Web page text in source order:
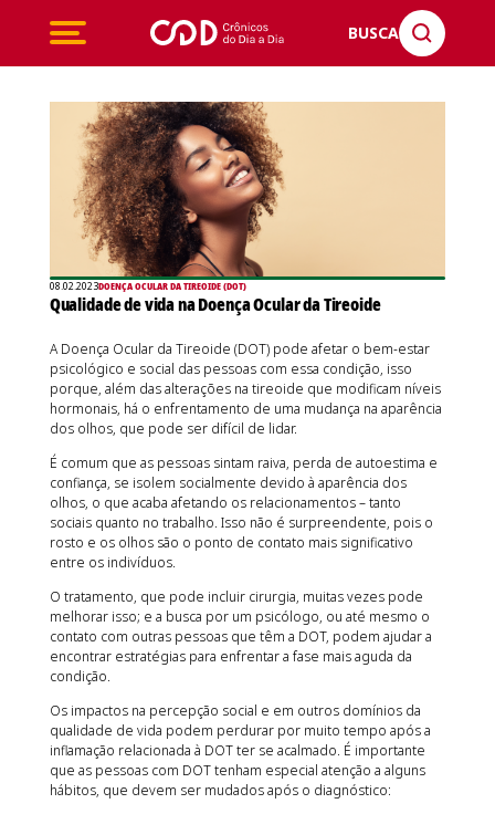
BUSCA
08.02.2023DOENÇA OCULAR DA TIREOIDE (DOT)
Qualidade de vida na Doença Ocular da Tireoide
A Doença Ocular da Tireoide (DOT) pode afetar o bem-estar
psicológico e social das pessoas com essa condição, isso
porque, além das alterações na tireoide que modificam níveis
hormonais, há o enfrentamento de uma mudança na aparência
dos olhos, que pode ser difícil de lidar.
É comum que as pessoas sintam raiva, perda de autoestima e
confiança, se isolem socialmente devido à aparência dos
olhos, o que acaba afetando os relacionamentos – tanto
sociais quanto no trabalho. Isso não é surpreendente, pois o
rosto e os olhos são o ponto de contato mais significativo
entre os indivíduos.
O tratamento, que pode incluir cirurgia, muitas vezes pode
melhorar isso; e a busca por um psicólogo, ou até mesmo o
contato com outras pessoas que têm a DOT, podem ajudar a
encontrar estratégias para enfrentar a fase mais aguda da
condição.
Os impactos na percepção social e em outros domínios da
qualidade de vida podem perdurar por muito tempo após a
inflamação relacionada à DOT ter se acalmado. É importante
que as pessoas com DOT tenham especial atenção a alguns
hábitos, que devem ser mudados após o diagnóstico: